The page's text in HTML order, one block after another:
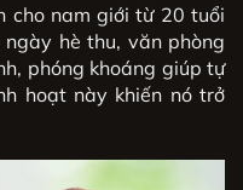
cho nam giới từ 20 tuổi
hè thu, văn phòng
phóng khoáng giúp tự
hoạt này khiến nó trở